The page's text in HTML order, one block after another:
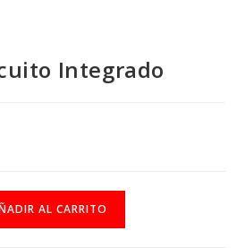
Integrado
AL CARRITO